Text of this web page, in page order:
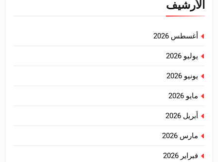
الأرشيف
أغسطس 2026
يوليو 2026
يونيو 2026
مايو 2026
أبريل 2026
مارس 2026
فبراير 2026